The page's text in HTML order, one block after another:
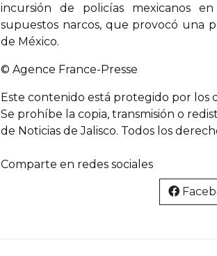
incursión de policías mexicanos
supuestos narcos, que provocó una
de México.
© Agence France-Presse
Este contenido está protegido por
Se prohíbe la copia, transmisión o
de Noticias de Jalisco. Todos los
Comparte en redes sociales